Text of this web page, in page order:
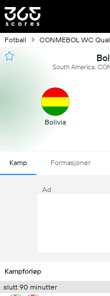
Fotball CONMEBOL WC
South America,
Bolivia
Kamp Formasjoner
Ad
Kampforløp
slutt 90 minutter